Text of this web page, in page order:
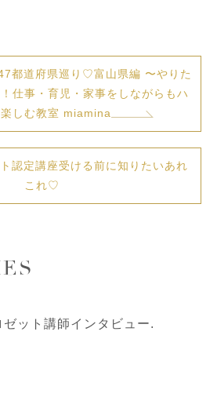
都道府県巡り♡富山県編 〜やりた
仕事・育児・家事をしながらもハ
しむ教室 miamina
認定講座受ける前に知りたいあれ
これ♡
ット講師インタビュー.